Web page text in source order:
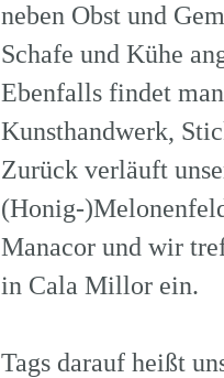
neben Obst und
Schafe und Kühe
Ebenfalls findet
Kunsthandwerk,
Zurück verläuft
(Honig-
Manacor und wir
in Cala Millor ein.
Tags darauf heißt